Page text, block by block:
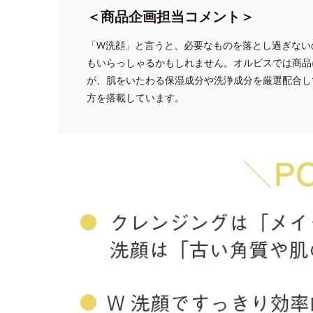
＜商品企画担当コメント＞
「W洗顔」と言うと、必要なものを落とし過ぎな
もいらっしゃるかもしれません。オルビスでは商
が、肌をいたわる保湿成分や洗浄成分を厳選配合
方を搭載しています。